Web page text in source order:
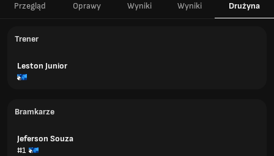
Przegląd Oprawy Wyniki Wyniki Drużyna
Trener
Leston Junior
Bramkarze
Jeferson Souza
#1